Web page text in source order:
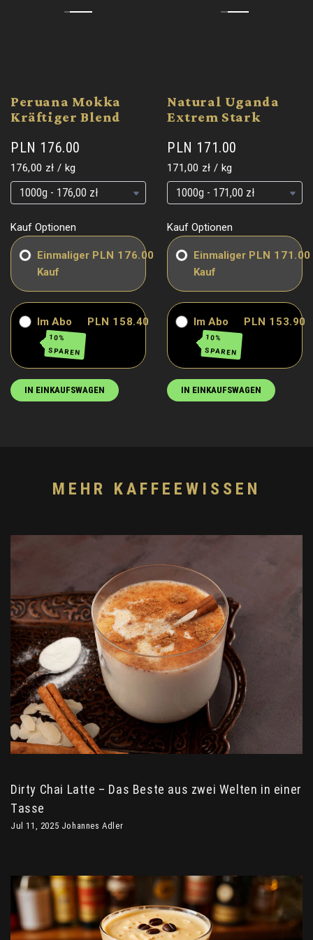
Peruana Mokka
Kräftiger Blend
PLN 176.00
Grundpreis
176,00 zł / pro
kg
Grundpreis
Grundpreis
Kauf Optionen
Einmaliger
Kauf
PLN 176.00
Im Abo
10%
SPAREN
PLN 158.40
IN EINKAUFSWAGEN
Natural Uganda
Extrem Stark
PLN 171.00
Grundpreis
171,00 zł / pro
kg
Grundpreis
Grundpreis
Kauf Optionen
Einmaliger
Kauf
PLN 171.00
Im Abo
10%
SPAREN
PLN 153.90
IN EINKAUFSWAGEN
MEHR KAFFEEWISSEN
Dirty Chai Latte – Das Beste aus zwei Welten in einer
Tasse
Jul 11, 2025 Johannes Adler